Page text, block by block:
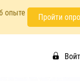
опыте
Пройти